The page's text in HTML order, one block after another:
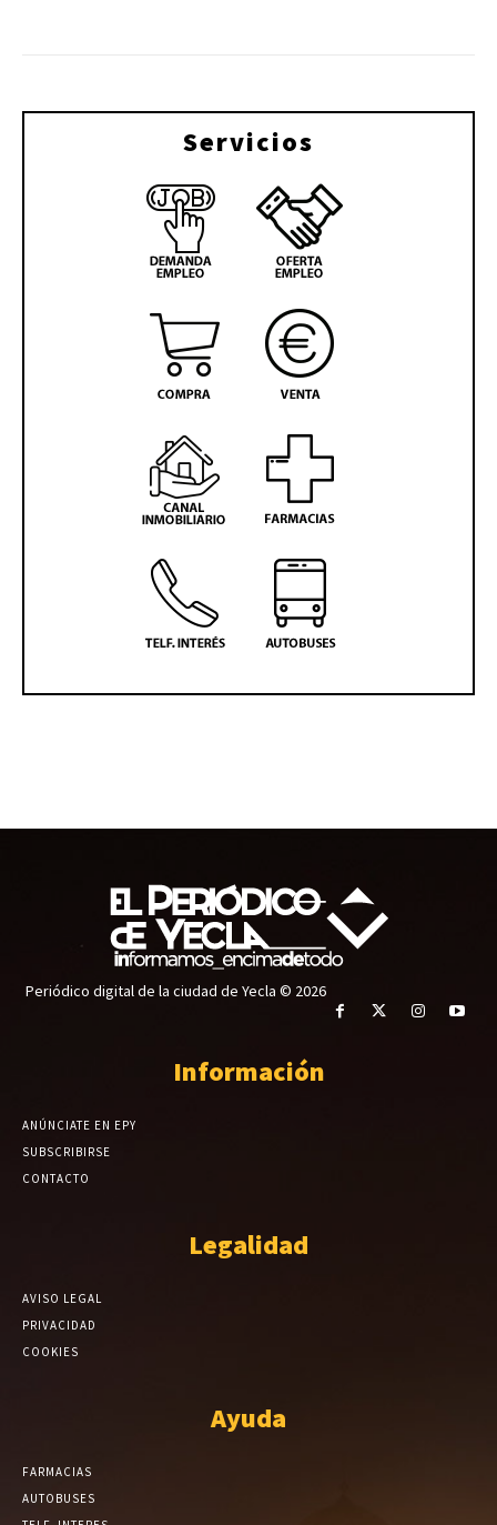
Servicios
Periódico digital de la ciudad de Yecla © 2026
Información
ANÚNCIATE EN EPY
SUBSCRIBIRSE
CONTACTO
Legalidad
AVISO LEGAL
PRIVACIDAD
COOKIES
Ayuda
FARMACIAS
AUTOBUSES